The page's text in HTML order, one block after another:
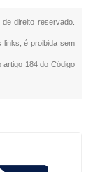
direito reservado.
links, é proibida sem
artigo 184 do Código